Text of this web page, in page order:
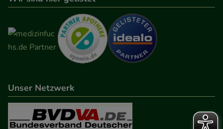
Unser Netzwerk